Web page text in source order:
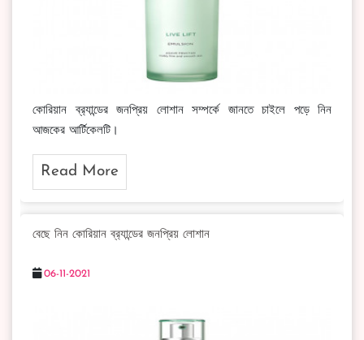
কোরিয়ান ব্র‍্যান্ডের জনপ্রিয় লোশান সম্পর্কে জানতে চাইলে পড়ে নিন
আজকের আর্টিকেলটি।
Read More
বেছে নিন কোরিয়ান ব্র‍্যান্ডের জনপ্রিয় লোশান
06-11-2021